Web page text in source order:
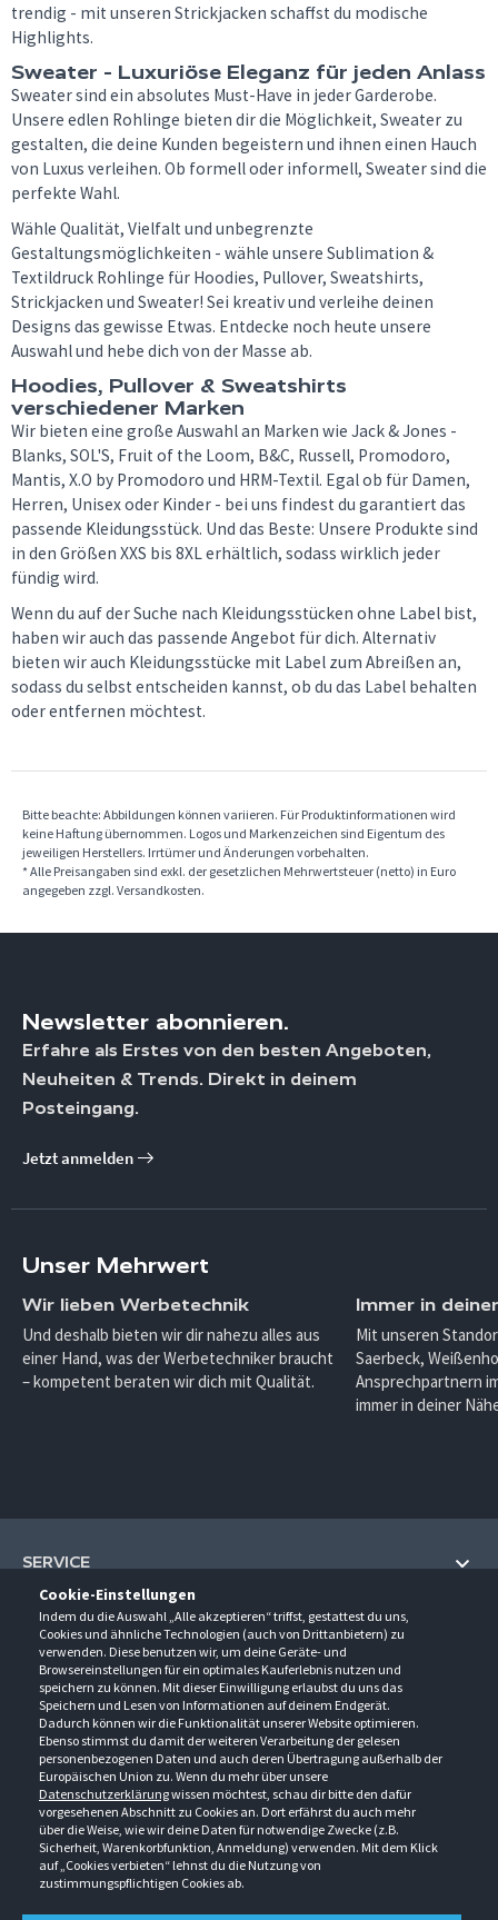
Cookie-Einstellungen
Indem du die Auswahl „Alle akzeptieren“ triffst, gestattest du uns,
Cookies und ähnliche Technologien (auch von Drittanbietern) zu
verwenden. Diese benutzen wir, um deine Geräte- und
Browsereinstellungen für ein optimales Kauferlebnis nutzen und
speichern zu können. Mit dieser Einwilligung erlaubst du uns das
Speichern und Lesen von Informationen auf deinem Endgerät.
Dadurch können wir die Funktionalität unserer Website optimieren.
Ebenso stimmst du damit der weiteren Verarbeitung der gelesen
personenbezogenen Daten und auch deren Übertragung außerhalb der
Europäischen Union zu. Wenn du mehr über unsere
Datenschutzerklärungwissen möchtest, schau dir bitte den dafür
vorgesehenen Abschnitt zu Cookies an. Dort erfährst du auch mehr
über die Weise, wie wir deine Daten für notwendige Zwecke (z.B.
Sicherheit, Warenkorbfunktion, Anmeldung) verwenden. Mit dem Klick
auf „Cookies verbieten“ lehnst du die Nutzung von
zustimmungspflichtigen Cookies ab.
trendig - mit unseren Strickjacken schaffst du modische
Highlights.
Sweater - Luxuriöse Eleganz für jeden Anlass
Sweater sind ein absolutes Must-Have in jeder Garderobe.
Unsere edlen Rohlinge bieten dir die Möglichkeit, Sweater zu
gestalten, die deine Kunden begeistern und ihnen einen Hauch
von Luxus verleihen. Ob formell oder informell, Sweater sind die
perfekte Wahl.
Wähle Qualität, Vielfalt und unbegrenzte
Gestaltungsmöglichkeiten - wähle unsere Sublimation &
Textildruck Rohlinge für Hoodies, Pullover, Sweatshirts,
Strickjacken und Sweater! Sei kreativ und verleihe deinen
Designs das gewisse Etwas. Entdecke noch heute unsere
Auswahl und hebe dich von der Masse ab.
Hoodies, Pullover & Sweatshirts
verschiedener Marken
Wir bieten eine große Auswahl an Marken wie Jack & Jones -
Blanks, SOL'S, Fruit of the Loom, B&C, Russell, Promodoro,
Mantis, X.O by Promodoro und HRM-Textil. Egal ob für Damen,
Herren, Unisex oder Kinder - bei uns findest du garantiert das
passende Kleidungsstück. Und das Beste: Unsere Produkte sind
in den Größen XXS bis 8XL erhältlich, sodass wirklich jeder
fündig wird.
Wenn du auf der Suche nach Kleidungsstücken ohne Label bist,
haben wir auch das passende Angebot für dich. Alternativ
bieten wir auch Kleidungsstücke mit Label zum Abreißen an,
sodass du selbst entscheiden kannst, ob du das Label behalten
oder entfernen möchtest.
Bitte beachte: Abbildungen können variieren. Für Produktinformationen wird
keine Haftung übernommen. Logos und Markenzeichen sind Eigentum des
jeweiligen Herstellers. Irrtümer und Änderungen vorbehalten.
* Alle Preisangaben sind exkl. der gesetzlichen Mehrwertsteuer (netto) in Euro
angegeben zzgl. Versandkosten.
Newsletter abonnieren.
Erfahre als Erstes von den besten Angeboten,
Neuheiten & Trends. Direkt in deinem
Posteingang.
Jetzt anmelden
Unser Mehrwert
Wir lieben Werbetechnik
Und deshalb bieten wir dir nahezu alles aus
einer Hand, was der Werbetechniker braucht
– kompetent beraten wir dich mit Qualität.
Immer in
Mit unseren
Saerbeck,
Ansprechpartnern
immer in deiner
SERVICE
Hilfe und Information
Fragen und Antworten (FAQ)
Kontakt
Newsletter
Events
Downloads
Kataloge
UNTERNEHMEN
Über uns
Anfahrt
Ansprechpartner
Außendienstbesuch
Jobs & Ausbildung
Retouren/Reklamationen
KONTAKT
Gröner-Schulze GmbH
Sarirstraße 5
12529 Schönefeld
Berlin-Schönefeld: +49 30 68 29 54-0
Saerbeck: +49 2574 88750-0
Weißenhorn: +49 731 3982-0
info@groener-schulze.com
ÖFFNUNGSZEITEN
Montag - Donnerstag
9:00 - 17:00
Freitag
9:00 - 15:00
FOLGE UNS
AGB Datenschutzbestimmungen Impressum